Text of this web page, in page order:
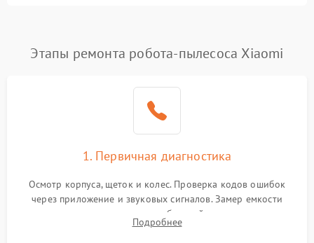
Этапы ремонта робота-пылесоса Xiaomi
1. Первичная диагностика
Осмотр корпуса, щеток и колес. Проверка кодов ошибок
через приложение и звуковых сигналов. Замер емкости
аккумулятора и тестирование базовой станции зарядки.
Оценка работы лидара, бампера и датчиков падения для
Подробнее